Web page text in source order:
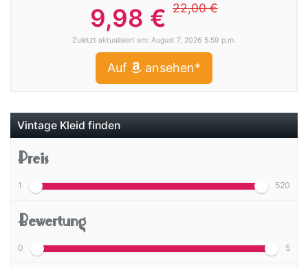
9,98 € 22,00 €
Zuletzt aktualisiert am: August 7, 2026 5:59 p.m.
Auf ansehen*
Vintage Kleid finden
Preis
1 520
Bewertung
0 5